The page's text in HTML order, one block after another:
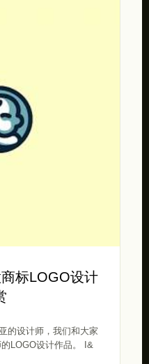
标LOGO设计
的设计师，我们和大家
LOGO设计作品。 I&